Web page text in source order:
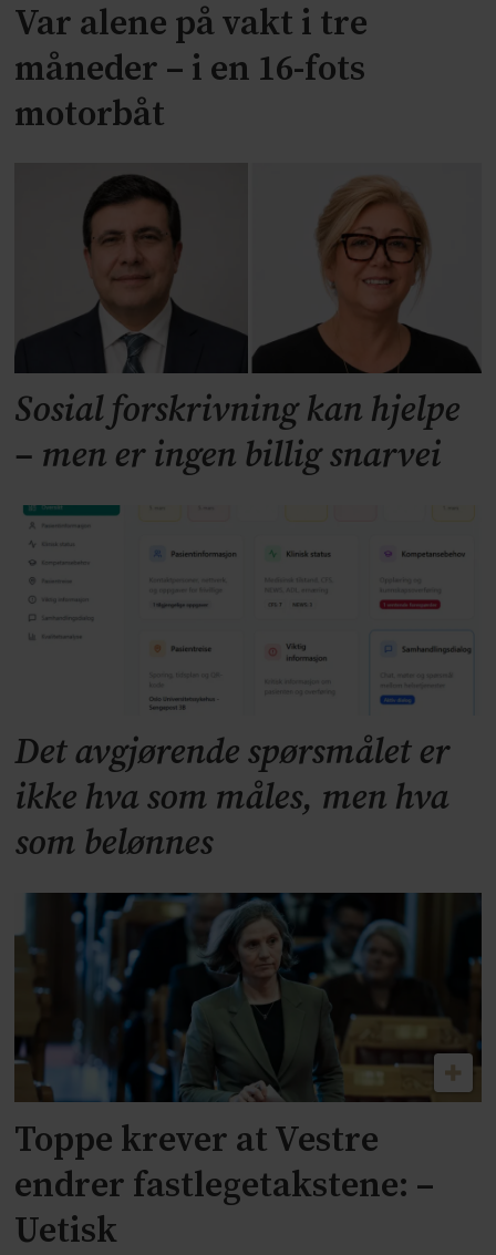
Var alene på vakt i tre
måneder – i en 16-fots
motorbåt
Sosial forskrivning kan hjelpe
– men er ingen billig snarvei
Det avgjørende spørsmålet er
ikke hva som måles, men hva
som belønnes
Toppe krever at Vestre
endrer fastlegetakstene: –
Uetisk